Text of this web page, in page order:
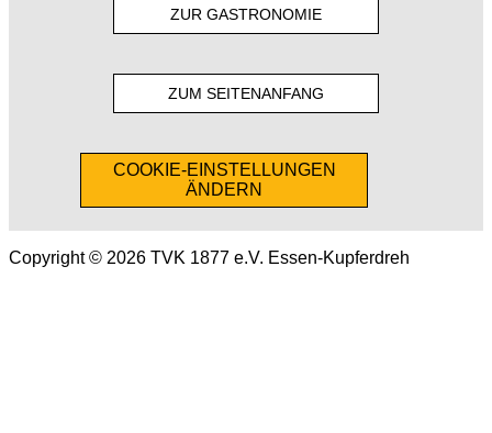
ZUR GASTRONOMIE
ZUM SEITENANFANG
COOKIE-EINSTELLUNGEN
ÄNDERN
Copyright © 2026 TVK 1877 e.V. Essen-Kupferdreh